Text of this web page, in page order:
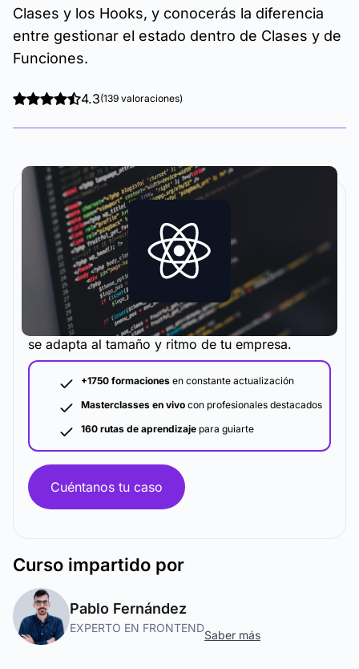
Clases y los Hooks, y conocerás la diferencia
entre gestionar el estado dentro de Clases y de
Funciones.
4.3(139 valoraciones)
La metodología y plataforma de formación que
se adapta al tamaño y ritmo de tu empresa.
+1750 formaciones en constante actualización
Masterclasses en vivo con profesionales destacados
160 rutas de aprendizaje para guiarte
Cuéntanos tu caso
Curso impartido por
Pablo Fernández
EXPERTO EN FRONTEND
Saber más